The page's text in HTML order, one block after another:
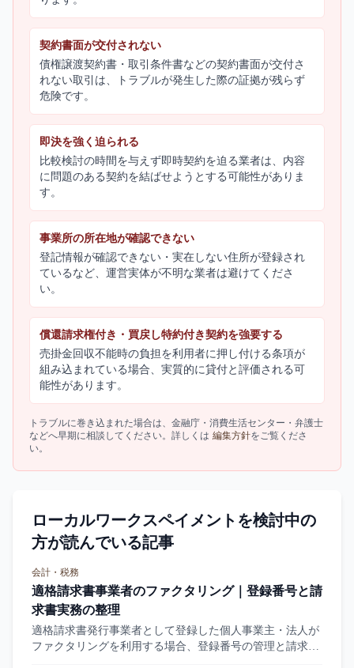
契約書面が交付されない
債権譲渡契約書・取引条件書などの契約書面が交付さ
れない取引は、トラブルが発生した際の証拠が残らず
危険です。
即決を強く迫られる
比較検討の時間を与えず即時契約を迫る業者は、内容
に問題のある契約を結ばせようとする可能性がありま
す。
事業所の所在地が確認できない
登記情報が確認できない・実在しない住所が登録され
ているなど、運営実体が不明な業者は避けてくださ
い。
償還請求権付き・買戻し特約付き契約を強要する
売掛金回収不能時の負担を利用者に押し付ける条項が
組み込まれている場合、実質的に貸付と評価される可
能性があります。
トラブルに巻き込まれた場合は、金融庁・消費生活センター・弁護士
などへ早期に相談してください。詳しくは 編集方針をご覧くださ
い。
ローカルワークスペイメントを検討中の
方が読んでいる記事
会計・税務
適格請求書事業者のファクタリング｜登録番号と請
求書実務の整理
適格請求書発行事業者として登録した個人事業主・法人が
ファクタリングを利用する場合、登録番号の管理と請求書